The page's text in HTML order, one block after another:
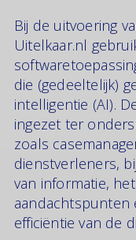
Bij de uitvoering
Uitelkaar.nl
die (gedeeltelijk)
intelligentie (AI).
ingezet ter
zoals
dienstverleners,
van informatie,
aandachtspunten
efficiëntie van de